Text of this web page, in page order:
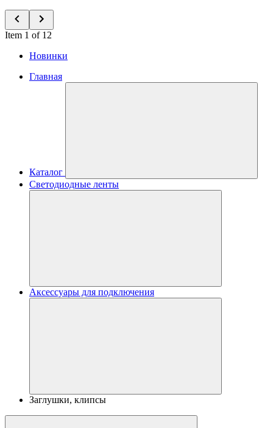
Item 1 of 12
Новинки
Главная
Каталог
Светодиодные ленты
Аксессуары для подключения
Заглушки, клипсы